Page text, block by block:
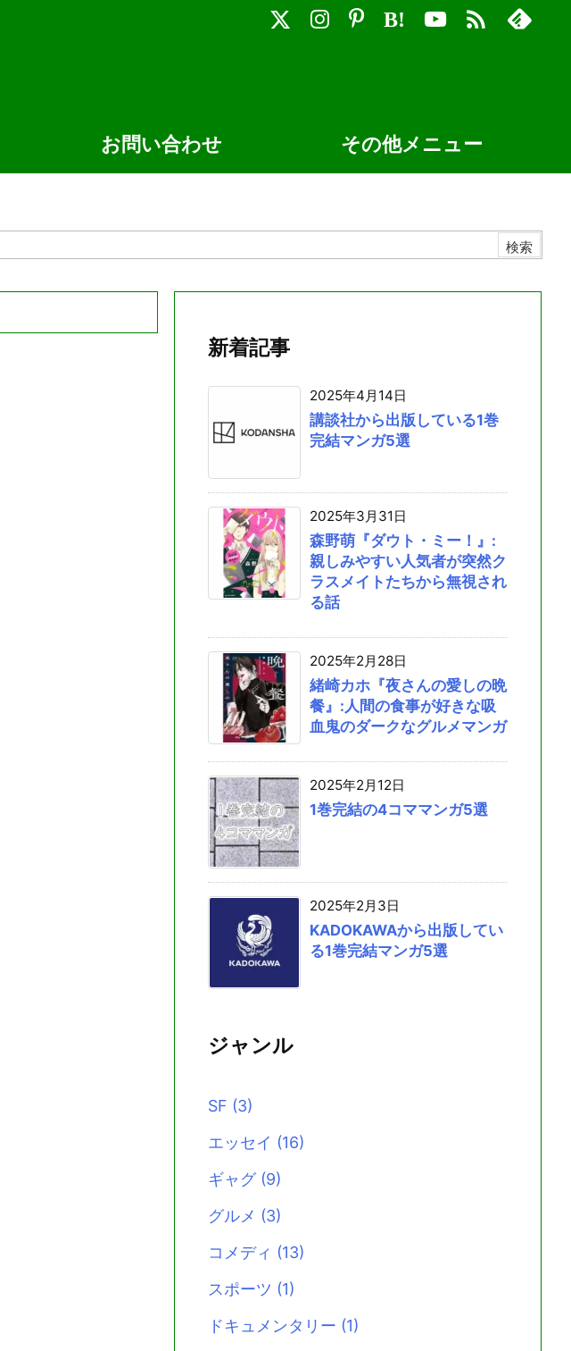
お問い合わせ その他メニュー
B! 
新着記事
2025年4月14日
講談社から出版している1巻
完結マンガ5選
2025年3月31日
森野萌『ダウト・ミー！』:
親しみやすい人気者が突然ク
ラスメイトたちから無視され
る話
2025年2月28日
緒崎カホ『夜さんの愛しの晩
餐』:人間の食事が好きな吸
血鬼のダークなグルメマンガ
2025年2月12日
1巻完結の4コママンガ5選
2025年2月3日
KADOKAWAから出版してい
る1巻完結マンガ5選
ジャンル
SF (3)
エッセイ (16)
ギャグ (9)
グルメ (3)
コメディ (13)
スポーツ (1)
ドキュメンタリー (1)